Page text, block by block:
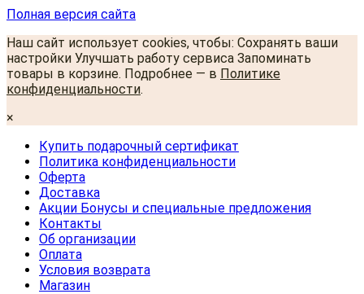
Полная версия сайта
Наш сайт использует cookies, чтобы: Сохранять ваши
настройки Улучшать работу сервиса Запоминать
товары в корзине. Подробнее — в Политике
конфиденциальности.
×
Купить подарочный сертификат
Политика конфиденциальности
Оферта
Доставка
Акции Бонусы и специальные предложения
Контакты
Об организации
Оплата
Условия возврата
Магазин